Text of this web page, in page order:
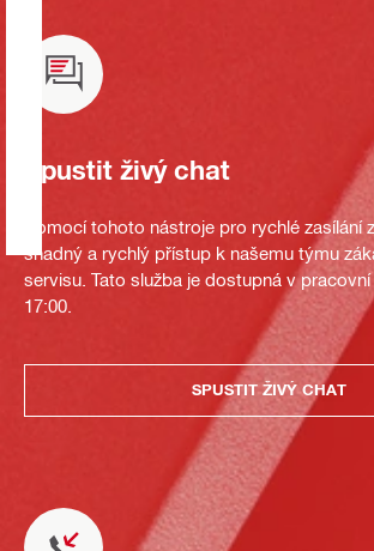
Spustit živý chat
Pomocí tohoto nástroje pro rychlé zasílání
snadný a rychlý přístup k našemu týmu
servisu. Tato služba je dostupná v
17:00.
SPUSTIT ŽIVÝ CHAT